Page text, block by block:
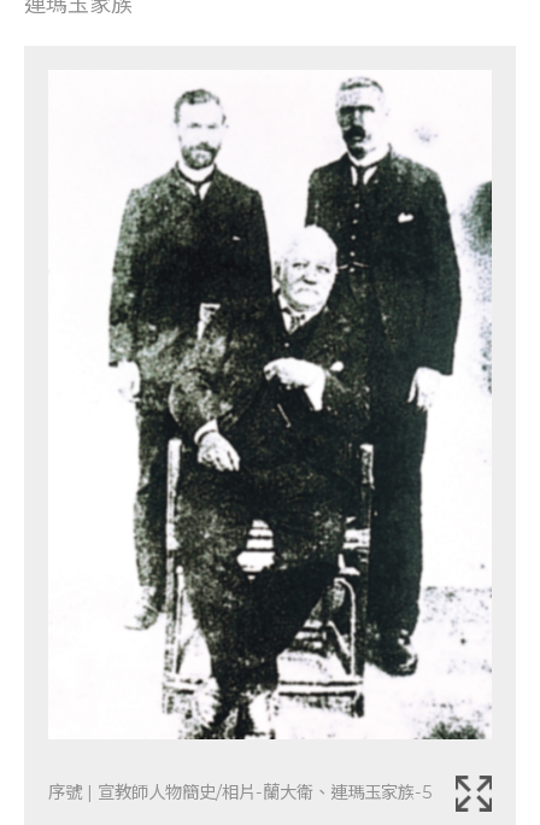
序號 | 宣教師人物簡史/相片-蘭大衛、連瑪玉家族-5